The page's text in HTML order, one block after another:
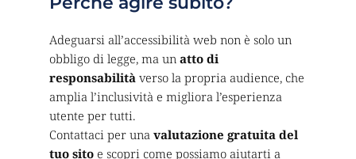
Adeguarsi all’accessibilità web non è solo un
obbligo di legge, ma un atto di
responsabilità verso la propria audience, che
amplia l’inclusività e migliora l’esperienza
utente per tutti.
Contattaci per una valutazione gratuita del
tuo sito e scopri come possiamo aiutarti a